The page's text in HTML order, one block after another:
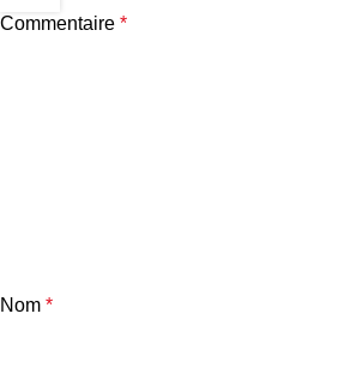
Commentaire *
Nom *